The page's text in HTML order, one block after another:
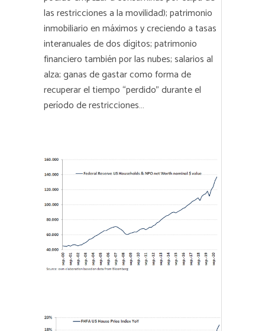
las restricciones a la movilidad); patrimonio
inmobiliario en máximos y creciendo a tasas
interanuales de dos dígitos; patrimonio
financiero también por las nubes; salarios al
alza; ganas de gastar como forma de
recuperar el tiempo “perdido” durante el
período de restricciones…